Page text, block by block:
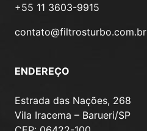
+55 11 3603-9915
contato@filtrosturbo.com.br
ENDEREÇO
Estrada das Nações, 268
Vila Iracema – Barueri/SP